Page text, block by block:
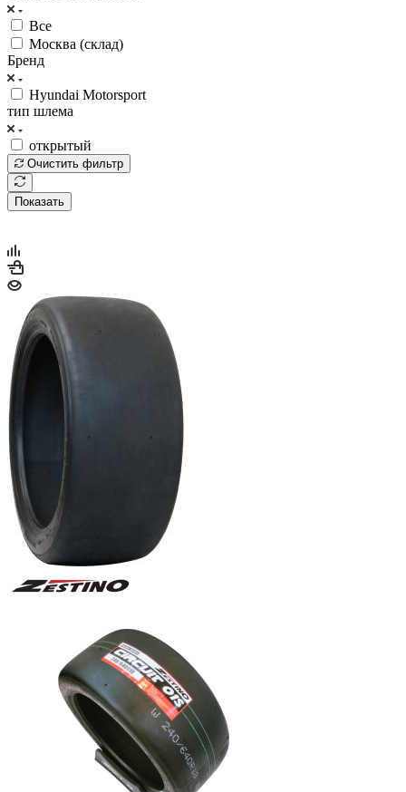
Все
Москва (склад)
Бренд
Hyundai Motorsport
тип шлема
открытый
Очистить фильтр
Показать